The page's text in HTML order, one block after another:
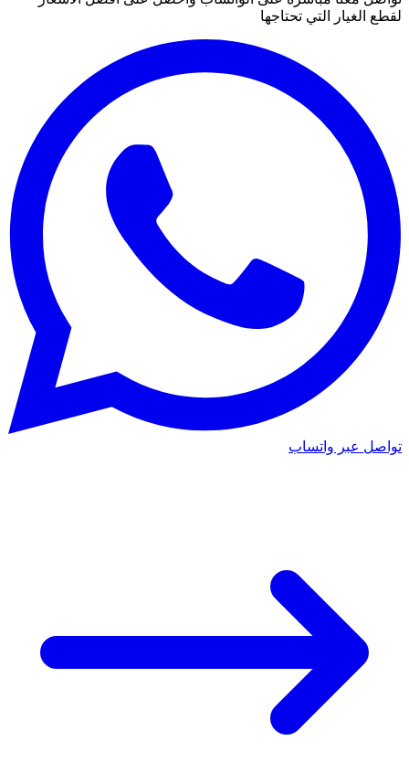
لقطع الغيار التي تحتاجها
تواصل عبر واتساب